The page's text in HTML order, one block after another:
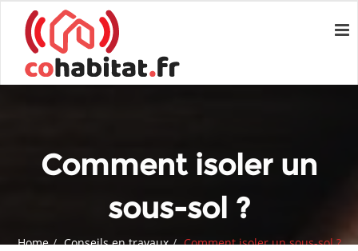
Comment isoler un
sous-sol ?
Home Conseils en travaux Comment isoler un sous-sol ?